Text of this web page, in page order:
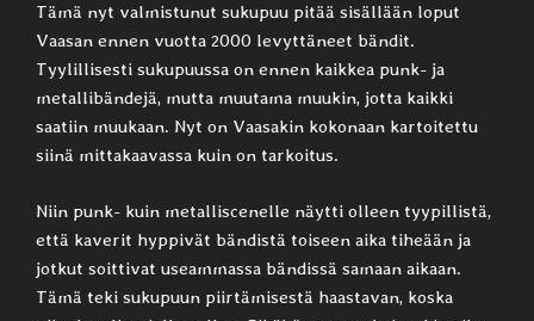
Tämä nyt valmistunut sukupuu pitää sisällään loput
Vaasan ennen vuotta 2000 levyttäneet bändit.
Tyylillisesti sukupuussa on ennen kaikkea punk- ja
metallibändejä, mutta muutama muukin, jotta kaikki
saatiin muukaan. Nyt on Vaasakin kokonaan kartoitettu
siinä mittakaavassa kuin on tarkoitus.
Niin punk- kuin metalliscenelle näytti olleen tyypillistä,
että kaverit hyppivät bändistä toiseen aika tiheään ja
jotkut soittivat useammassa bändissä samaan aikaan.
Tämä teki sukupuun piirtämisestä haastavan, koska